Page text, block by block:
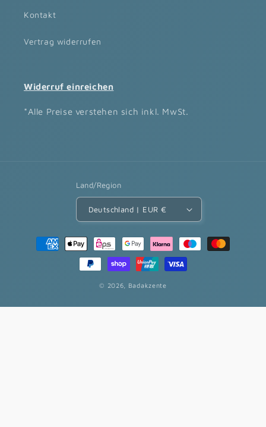
Kontakt
Vertrag widerrufen
Widerruf einreichen
*Alle Preise verstehen sich inkl. MwSt.
Land/Region
Deutschland | EUR €
Zahlungsmethoden
© 2026, Badakzente